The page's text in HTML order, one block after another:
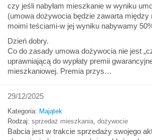
czy jeśli nabyłam mieszkanie w wyniku
(umowa dożywocia będzie zawarta między
moimi teściami-w jej wyniku nabywamy
Dzień dobry.
Co do zasady umowa dożywocia nie jest
uprawniającą do wypłaty premii
mieszkaniowej. Premia przys…
29/12/2025
Kategoria: Majątek
Rodzaj: sprzedaż mieszkania dożywocie
Babcia jest w trakcie sprzedaży swojego